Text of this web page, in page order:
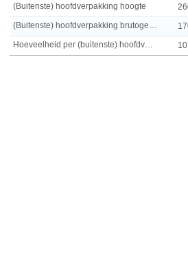
(Buitenste) hoofdverpakking hoogte